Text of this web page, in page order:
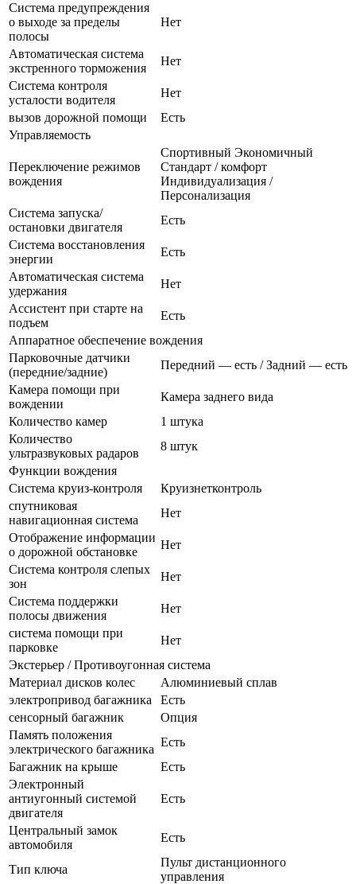
Система предупреждения
о выходе за пределы
полосы
Нет
Автоматическая система
экстренного торможения
Нет
Система контроля
усталости водителя
Нет
вызов дорожной помощи
Есть
Управляемость
Переключение режимов
вождения
Спортивный Экономичный
Стандарт / комфорт
Индивидуализация /
Персонализация
Система запуска/
остановки двигателя
Есть
Система восстановления
энергии
Есть
Автоматическая система
удержания
Нет
Ассистент при старте на
подъем
Есть
Аппаратное обеспечение вождения
Парковочные датчики
(передние/задние)
Передний — есть / Задний — есть
Камера помощи при
вождении
Камера заднего вида
Количество камер
1 штука
Количество
ультразвуковых радаров
8 штук
Функции вождения
Система круиз-контроля
Круизнетконтроль
спутниковая
навигационная система
Нет
Отображение информации
о дорожной обстановке
Нет
Система контроля слепых
зон
Нет
Система поддержки
полосы движения
Нет
система помощи при
парковке
Нет
Экстерьер / Противоугонная система
Материал дисков колес
Алюминиевый сплав
электропривод багажника
Есть
сенсорный багажник
Опция
Память положения
электрического багажника
Есть
Багажник на крыше
Есть
Электронный
антиугонный системой
двигателя
Есть
Центральный замок
автомобиля
Есть
Тип ключа
Пульт дистанционного
управления